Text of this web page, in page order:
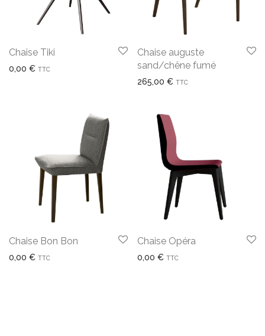
Chaise Tiki
0,00 € TTC
Chaise auguste
sand/chêne fumé
265,00 € TTC
Chaise Bon Bon
0,00 € TTC
Chaise Opéra
0,00 € TTC